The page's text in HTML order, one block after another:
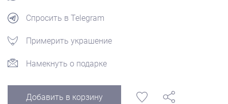
Спросить в Telegram
Примерить украшение
Намекнуть о подарке
Добавить в корзину